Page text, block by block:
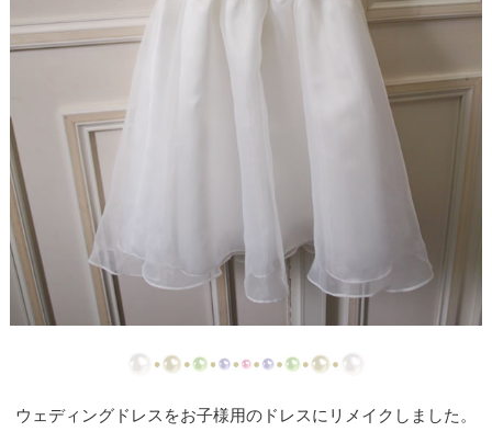
【ドレスリメイク】ふわふわオーバースカートのツ
ーウェイベビードレス
【ドレスリメイク】ベビードレス＆お宮参りケープ
【ドレスリメイク】ママとお揃いリボンのベビード
レス
【ドレス＆ベールリメイク】ラブリーリボンのベビ
ードレス
【ドレスリメイク】ふんわりチュールのベビードレ
ス
【ドレスリメイク】ミカドサテンのベビードレスⅡ
ウェディングドレスをお子様用のドレスにリメイクしました。